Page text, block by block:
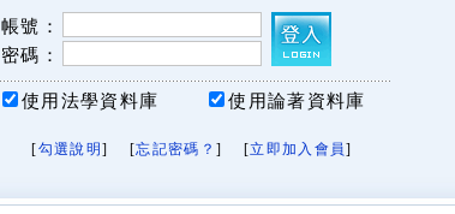
帳號：
密碼：
使用法學資料庫 使用論著資料庫
[勾選說明 ] [忘記密碼？ ] [立即加入會員]